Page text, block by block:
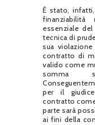
È stato,
essenziale
tecnica di
sua
contratto di
valido come
somma
per il
contratto
parte sarà
ai fini della